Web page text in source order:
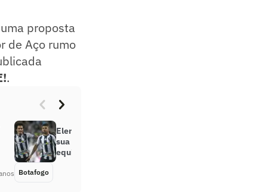
proposta
de Aço rumo
.
Elenco do Botafogo tenta mostrar
sua força no primeiro jogo da
equipe na ‘era John Textor’
Botafogo